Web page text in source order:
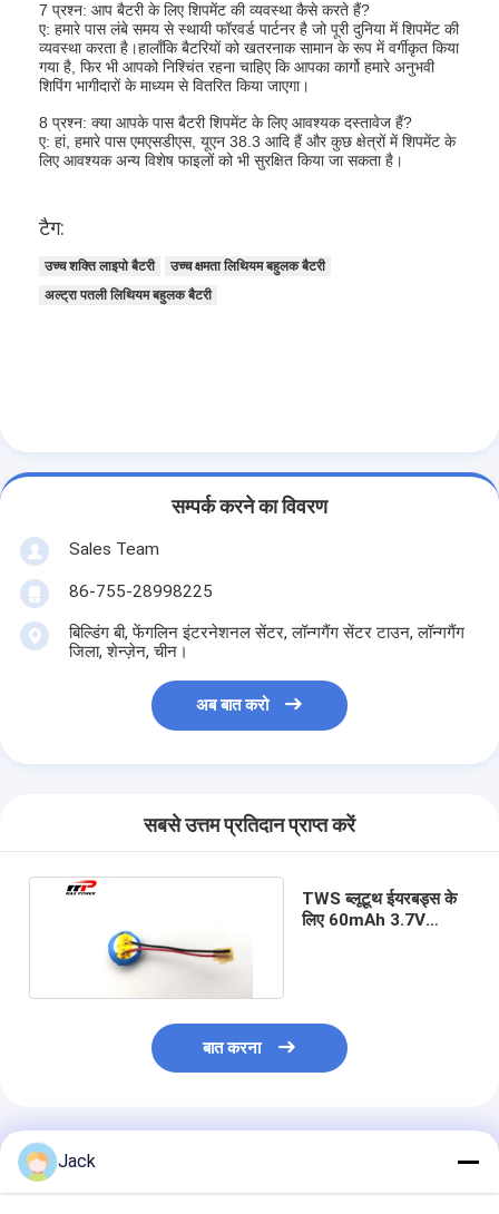
7 प्रश्न: आप बैटरी के लिए शिपमेंट की व्यवस्था कैसे करते हैं?
ए: हमारे पास लंबे समय से स्थायी फॉरवर्ड पार्टनर है जो पूरी दुनिया में शिपमेंट की
व्यवस्था करता है।हालाँकि बैटरियों को खतरनाक सामान के रूप में वर्गीकृत किया
गया है, फिर भी आपको निश्चिंत रहना चाहिए कि आपका कार्गो हमारे अनुभवी
शिपिंग भागीदारों के माध्यम से वितरित किया जाएगा।
8 प्रश्न: क्या आपके पास बैटरी शिपमेंट के लिए आवश्यक दस्तावेज हैं?
ए: हां, हमारे पास एमएसडीएस, यूएन 38.3 आदि हैं और कुछ क्षेत्रों में शिपमेंट के
लिए आवश्यक अन्य विशेष फाइलों को भी सुरक्षित किया जा सकता है।
टैग:
उच्च शक्ति लाइपो बैटरी
उच्च क्षमता लिथियम बहुलक बैटरी
अल्ट्रा पतली लिथियम बहुलक बैटरी
सम्पर्क करने का विवरण
Sales Team
86-755-28998225
बिल्डिंग बी, फेंगलिन इंटरनेशनल सेंटर, लॉन्गगैंग सेंटर टाउन, लॉन्गगैंग
जिला, शेन्ज़ेन, चीन।
अब बात करो
सबसे उत्तम प्रतिदान प्राप्त करें
TWS ब्लूटूथ ईयरबड्स के
लिए 60mAh 3.7V
बात करना
अनुशंसित उत्पाद
Jack